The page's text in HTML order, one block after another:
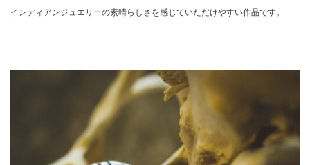
インディアンジュエリーの素晴らしさを感じていただけやすい作品です。